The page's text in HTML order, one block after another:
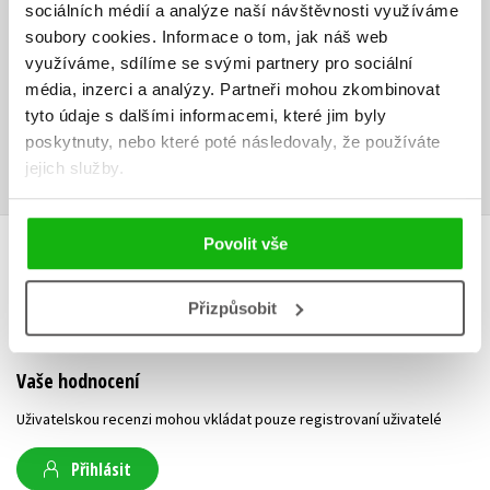
sociálních médií a analýze naší návštěvnosti využíváme
soubory cookies. Informace o tom, jak náš web
využíváme, sdílíme se svými partnery pro sociální
média, inzerci a analýzy. Partneři mohou zkombinovat
tyto údaje s dalšími informacemi, které jim byly
poskytnuty, nebo které poté následovaly, že používáte
jejich služby.
Povolit vše
Přizpůsobit
čtenářky může přimět i k následnému hlubšímu studiu historických
událostí.
Ke stažení
PDF Obsah.pdf
HODNOCENÍ ČTENÁŘŮ
V současné době nejsou vytvořena žádná uživatelská hodnocení.
Vaše hodnocení
Uživatelskou recenzi mohou vkládat pouze registrovaní uživatelé
Přihlásit